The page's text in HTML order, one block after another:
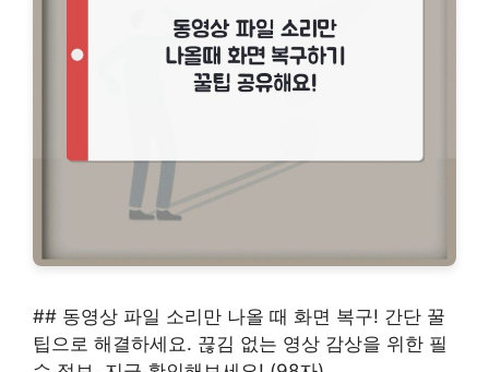
## 동영상 파일 소리만 나올 때 화면 복구! 간단 꿀
팁으로 해결하세요. 끊김 없는 영상 감상을 위한 필